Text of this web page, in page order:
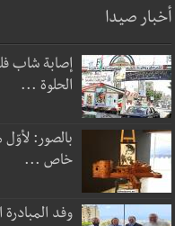
أخبار صيدا
إصابة شاب
الحلوة ...
بالصور:
خاص ...
وفد المبادرة